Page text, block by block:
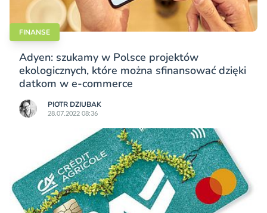
FINANSE
Adyen: szukamy w Polsce projektów
ekologicznych, które można sfinansować dzięki
datkom w e-commerce
PIOTR DZIUBAK
28.07.2022 08:36